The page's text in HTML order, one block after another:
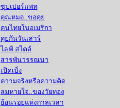
ซุปเปอร์แพท
คุณหมอ..ขอคุย
คนไทยในอเมริกา
คุยกันวันเสาร์
ไลฟ์ สไตล์
สารพันวรรณนา
เปิดเบิ่ง
ความจริงหรือความคิด
ลมหายใจ..ของวัยทอง
ย้อนรอยแห่งกาลเวลา